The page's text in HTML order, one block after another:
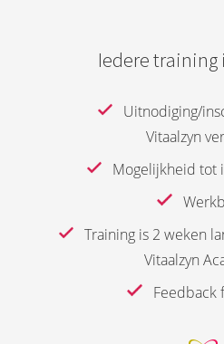
Iedere
Uitnodiging/
Vitaalzyn
Mogelijkheid tot
Training is 2 weken
Vitaalzyn
Feedback